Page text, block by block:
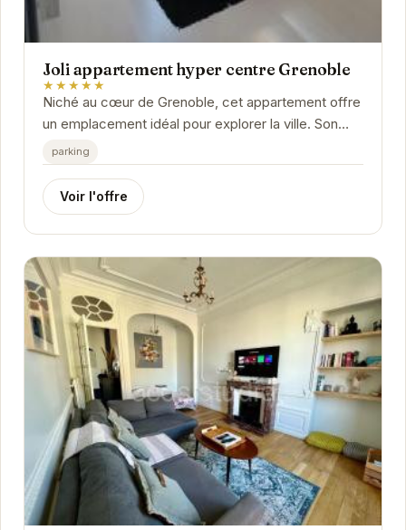
Joli appartement hyper centre Grenoble
★★★★★
Niché au cœur de Grenoble, cet appartement offre
un emplacement idéal pour explorer la ville. Son
intérieur moderne et confortable vous assure un...
parking
Voir l'offre